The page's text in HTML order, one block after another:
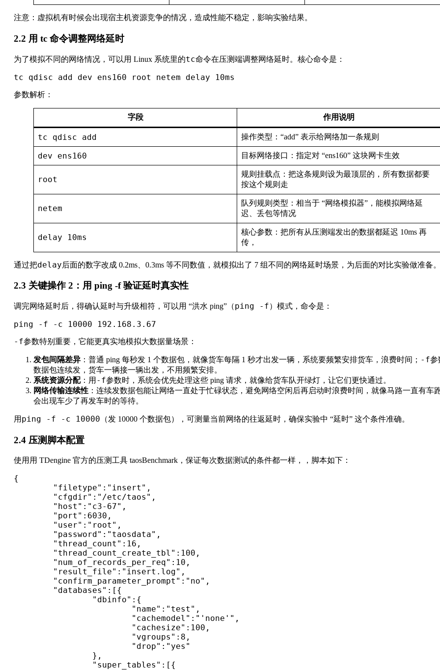
注意：虚拟机有时候会出现宿主机资源竞争的情况，造成性能不稳定，影响实验结果。
2.2 用 tc 命令调整网络延时
为了模拟不同的网络情况，可以用 Linux 系统里的tc命令在压测端调整网络延时。核心命令是：
tc qdisc add dev ens160 root netem delay 10ms
参数解析：
字段 作用说明
tc qdisc add 操作类型：“add” 表示给网络加一条规则
dev ens160 目标网络接口：指定对 “ens160” 这块网卡生效
root
规则挂载点：把这条规则设为最顶层的，所有数据都要
按这个规则走
netem
队列规则类型：相当于 “网络模拟器”，能模拟网络延
迟、丢包等情况
delay 10ms
核心参数：把所有从压测端发出的数据都延迟 10ms 再
传，
通过把delay后面的数字改成 0.2ms、0.3ms 等不同数值，就模拟出了 7 组不同的网络延时场景，为后面的对比实验做准备
2.3 关键操作 2：用 ping -f 验证延时真实性
调完网络延时后，得确认延时与升级相符，可以用 “洪水 ping”（ping -f）模式，命令是：
ping -f -c 10000 192.168.3.67
-f参数特别重要，它能更真实地模拟大数据量场景：
发包间隔差异 ：普通 ping 每秒发 1 个数据包，就像货车每隔 1 秒才出发一辆，系统要频繁安排货车，浪费时间； -f参
数据包连续发，货车一辆接一辆出发，不用频繁安排。
系统资源分配：用 -f参数时，系统会优先处理这些 ping 请求，就像给货车队开绿灯，让它们更快通过。
网络传输连续性 ：连续发数据包能让网络一直处于忙碌状态，避免网络空闲后再启动时浪费时间，就像马路一直有车
会出现车少了再发车时的等待。
用 ping -f -c 10000 （发 10000 个数据包），可测量当前网络的往返延时，确保实验中 “延时” 这个条件准确。
2.4 压测脚本配置
使用用 TDengine 官方的压测工具 taosBenchmark，保证每次数据测试的条件都一样，，脚本如下：
{